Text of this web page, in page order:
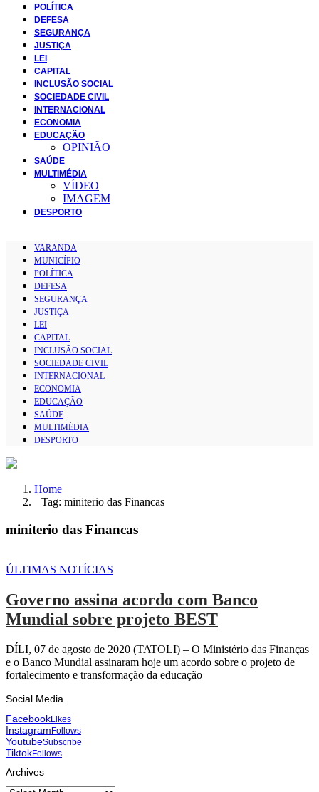
POLÍTICA
DEFESA
SEGURANÇA
JUSTIÇA
LEI
CAPITAL
INCLUSÃO SOCIAL
SOCIEDADE CIVIL
INTERNACIONAL
ECONOMIA
EDUCAÇÃO
OPINIÃO
SAÚDE
MULTIMÉDIA
VÍDEO
IMAGEM
DESPORTO
VARANDA
MUNICÍPIO
POLÍTICA
DEFESA
SEGURANÇA
JUSTIÇA
LEI
CAPITAL
INCLUSÃO SOCIAL
SOCIEDADE CIVIL
INTERNACIONAL
ECONOMIA
EDUCAÇÃO
SAÚDE
MULTIMÉDIA
DESPORTO
Home
Tag: miniterio das Financas
miniterio das Financas
ÚLTIMAS NOTÍCIAS
Governo assina acordo com Banco
Mundial sobre projeto BEST
DÍLI, 07 de agosto de 2020 (TATOLI) – O Ministério das Finanças
e o Banco Mundial assinaram hoje um acordo sobre o projeto de
fortalecimento e transformação da educação
Social Media
FacebookLikes
InstagramFollows
YoutubeSubscribe
TiktokFollows
Archives